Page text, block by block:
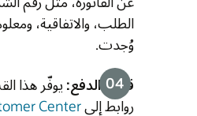
الطلب، والاتفاقية،
وُجدت.
قسم الدفع: يوفّر هذا
روابط إلىCenter